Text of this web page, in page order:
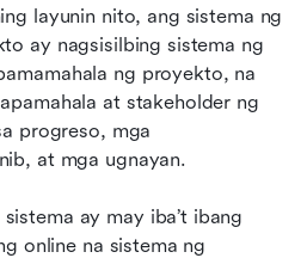
layunin nito, ang sistema ng
ay nagsisilbing sistema ng
ng proyekto, na
at stakeholder ng
progreso, mga
at mga ugnayan.
ay may iba’t ibang
online na sistema ng